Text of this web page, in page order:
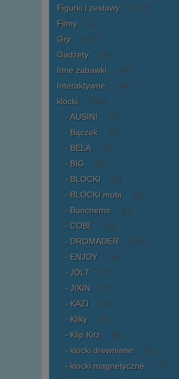
Figurki i zestawy (173)
Filmy (1)
Gry (477)
Gadżety (8)
Inne zabawki (36)
Interaktywne (66)
klocki (323)
AUSINI (2)
Bączek (0)
BELA (9)
BIG (6)
BLOCKI (3)
BLOCKI mubi (1)
Bunchems (0)
COBI (19)
DROMADER (181)
ENJOY (0)
JDLT (7)
JIXIN (7)
KAZI (8)
Kliky (0)
Klip Kitz (0)
klocki drewniane (3)
klocki magnetyczne (2)